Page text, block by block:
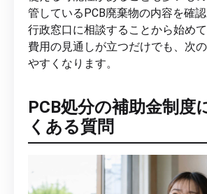
管しているPCB廃棄物の内容を確
行政窓口に相談することから始めて
費用の見通しが立つだけでも、次
やすくなります。
PCB処分の補助金制度
くある質問